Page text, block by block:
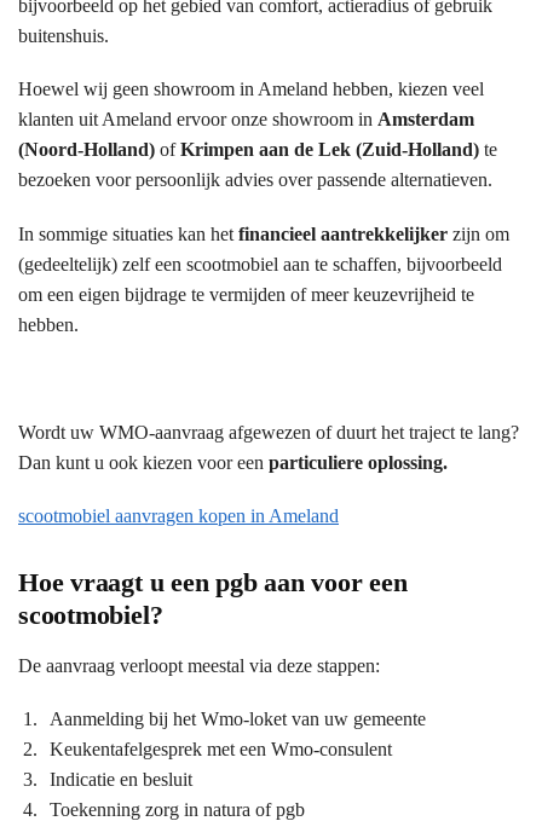
bijvoorbeeld op het gebied van comfort, actieradius of gebruik
buitenshuis.
Hoewel wij geen showroom in Ameland hebben, kiezen veel
klanten uit Ameland ervoor onze showroom in Amsterdam
(Noord-Holland) ofKrimpen aan de Lek (Zuid-Holland) te
bezoeken voor persoonlijk advies over passende alternatieven.
In sommige situaties kan het financieel aantrekkelijker zijn om
(gedeeltelijk) zelf een scootmobiel aan te schaffen, bijvoorbeeld
om een eigen bijdrage te vermijden of meer keuzevrijheid te
hebben.
Wordt uw WMO-aanvraag afgewezen of duurt het traject te lang?
Dan kunt u ook kiezen voor een particuliere oplossing.
scootmobiel aanvragen kopen in Ameland
Hoe vraagt u een pgb aan voor een
scootmobiel?
De aanvraag verloopt meestal via deze stappen:
Aanmelding bij het Wmo-loket van uw gemeente
Keukentafelgesprek met een Wmo-consulent
Indicatie en besluit
Toekenning zorg in natura of pgb